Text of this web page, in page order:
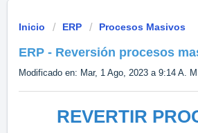
Inicio ERP Procesos Masivos
ERP - Reversión procesos
Modificado en: Mar, 1 Ago, 2023 a 9:14 A.
REVERTIR